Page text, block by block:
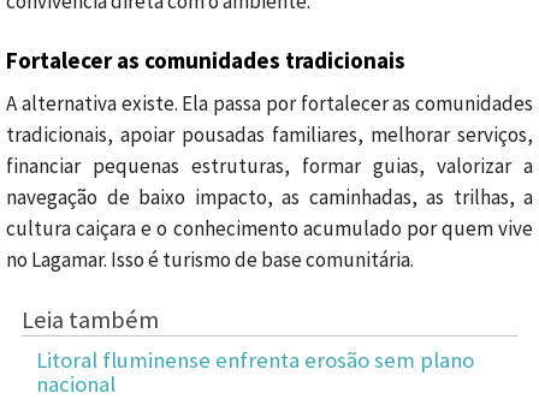
Fortalecer as comunidades tradicionais
A alternativa existe. Ela passa por fortalecer as comunidades
tradicionais, apoiar pousadas familiares, melhorar serviços,
financiar pequenas estruturas, formar guias, valorizar a
navegação de baixo impacto, as caminhadas, as trilhas, a
cultura caiçara e o conhecimento acumulado por quem vive
no Lagamar. Isso é turismo de base comunitária.
Leia também
Litoral fluminense enfrenta erosão sem plano
nacional